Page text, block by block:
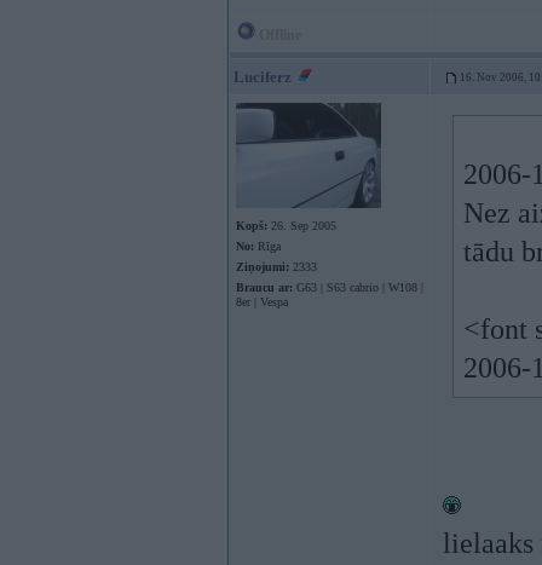
Luciferz 16. Nov 2006,
Kopš: 26. Sep 2005
No: Rīga
Ziņojumi: 2333
Braucu ar: G63 | S63 cabrio | W108 |
8er | Vespa
2006-
Nez
tādu
<font
2006-
lielaaks